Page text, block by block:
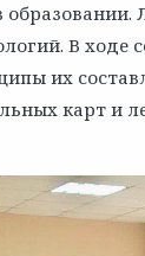
В ходе
их
карт и